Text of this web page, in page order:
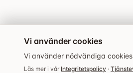
Vi använder cookies
Vi använder nödvändiga
Läs mer i vår Integritetspolicy ·